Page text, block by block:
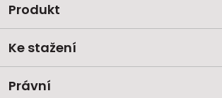
Produkt
Ke stažení
Právní